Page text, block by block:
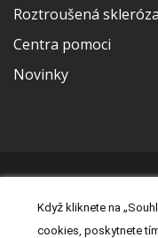
Roztroušená skleróza
Centra pomoci
Novinky
Právní prohlášení|
Když kliknete na
cookies, poskytnete